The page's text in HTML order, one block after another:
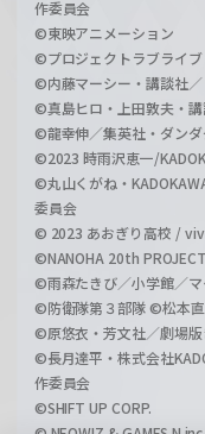
作委員会
©東映アニメーション
©プロジェクトラブライ
©内藤マーシー・講談社
©真島ヒロ・上田敦夫・
©龍幸伸／集英社・ダン
©2023 時雨沢恵一/
©丸山くがね・
委員会
© 2023 あおぎり高校 /
©NANOHA 20th PROJECT
©雨森たきび／小学館／
©防衛隊第３部隊 ©松本
©原悠衣・芳文社／劇場
©長月達平・株式会社
作委員会
©SHIFT UP CORP.